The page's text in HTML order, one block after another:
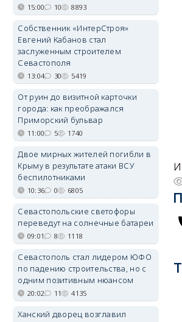
15:00 10 8893
Собственник «ИнтерСтроя»
Евгений Кабанов стал
заслуженным строителем
Севастополя
13:04 30 5419
От руин до визитной карточки
города: как преображался
Приморский бульвар
11:00 5 1740
Двое мирных жителей погибли в
Крыму в результате атаки ВСУ
беспилотниками
10:36 0 6805
Севастопольские светофоры
переведут на солнечные батареи
09:01 8 1118
Севастополь стал лидером ЮФО
по падению строительства, но с
одним позитивным нюансом
20:02 11 4135
Ханский дворец возглавил